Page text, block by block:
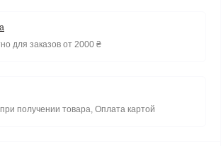
для заказов от 2000 ₴
получении товара, Оплата картой